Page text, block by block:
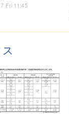
Fri 11:45